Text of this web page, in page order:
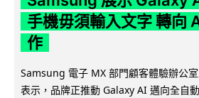
手機毋須輸入文字 轉向
作
Samsung 電子 MX 部門顧客體驗辦公
表示，品牌正推動 Galaxy AI 邁向全自